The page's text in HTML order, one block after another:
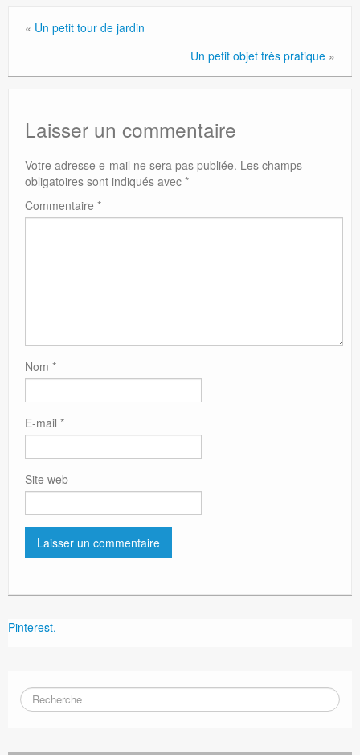
« Un petit tour de jardin
Un petit objet très pratique »
Laisser un commentaire
Votre adresse e-mail ne sera pas publiée. Les champs
obligatoires sont indiqués avec *
Commentaire *
Nom *
E-mail *
Site web
Pinterest.